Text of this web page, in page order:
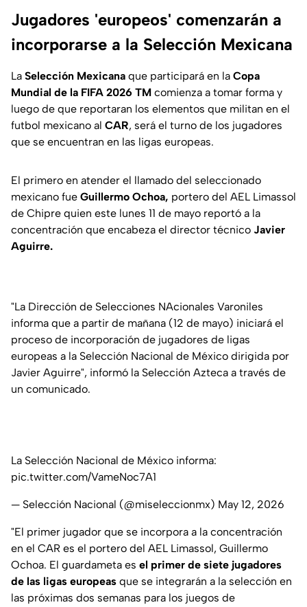
Jugadores 'europeos' comenzarán a
incorporarse a la Selección Mexicana
La Selección Mexicana que participará en la Copa
Mundial de la FIFA 2026 TM comienza a tomar forma y
luego de que reportaran los elementos que militan en el
futbol mexicano al CAR, será el turno de los jugadores
que se encuentran en las ligas europeas.
El primero en atender el llamado del seleccionado
mexicano fue Guillermo Ochoa, portero del AEL Limassol
de Chipre quien este lunes 11 de mayo reportó a la
concentración que encabeza el director técnico Javier
Aguirre.
"La Dirección de Selecciones NAcionales Varoniles
informa que a partir de mañana (12 de mayo) iniciará el
proceso de incorporación de jugadores de ligas
europeas a la Selección Nacional de México dirigida por
Javier Aguirre", informó la Selección Azteca a través de
un comunicado.
La Selección Nacional de México informa:
pic.twitter.com/VameNoc7A1
— Selección Nacional (@miseleccionmx) May 12, 2026
"El primer jugador que se incorpora a la concentración
en el CAR es el portero del AEL Limassol, Guillermo
Ochoa. El guardameta es el primer de siete jugadores
de las ligas europeas que se integrarán a la selección en
las próximas dos semanas para los juegos de